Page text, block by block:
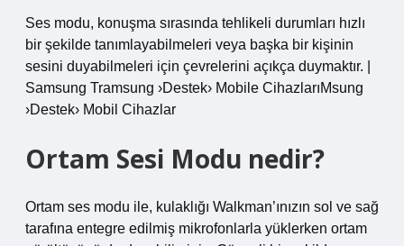
Ses modu, konuşma sırasında tehlikeli durumları hızlı
bir şekilde tanımlayabilmeleri veya başka bir kişinin
sesini duyabilmeleri için çevrelerini açıkça duymaktır. |
Samsung Tramsung ›Destek› Mobile CihazlarıMsung
›Destek› Mobil Cihazlar
Ortam Sesi Modu nedir?
Ortam ses modu ile, kulaklığı Walkman’ınızın sol ve sağ
tarafına entegre edilmiş mikrofonlarla yüklerken ortam